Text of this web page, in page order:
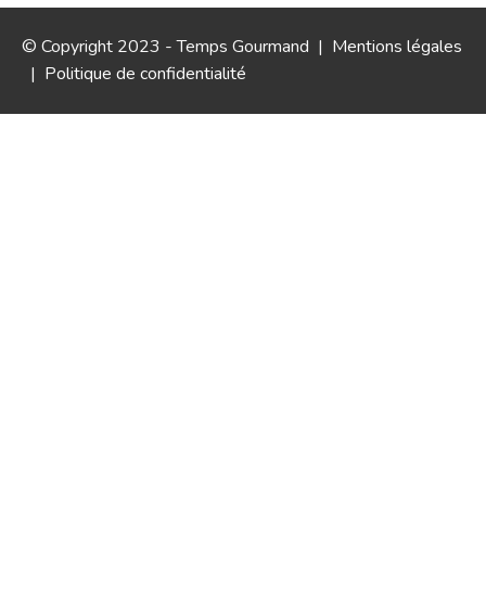
© Copyright 2023 - Temps Gourmand | Mentions légales
| Politique de confidentialité